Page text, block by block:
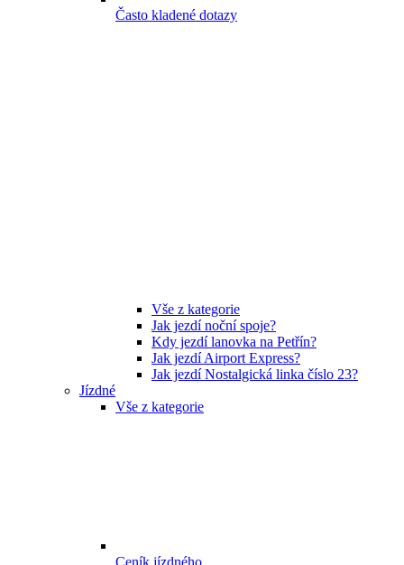
Často kladené dotazy
Vše z kategorie
Jak jezdí noční spoje?
Kdy jezdí lanovka na Petřín?
Jak jezdí Airport Express?
Jak jezdí Nostalgická linka číslo 23?
Jízdné
Vše z kategorie
Ceník jízdného